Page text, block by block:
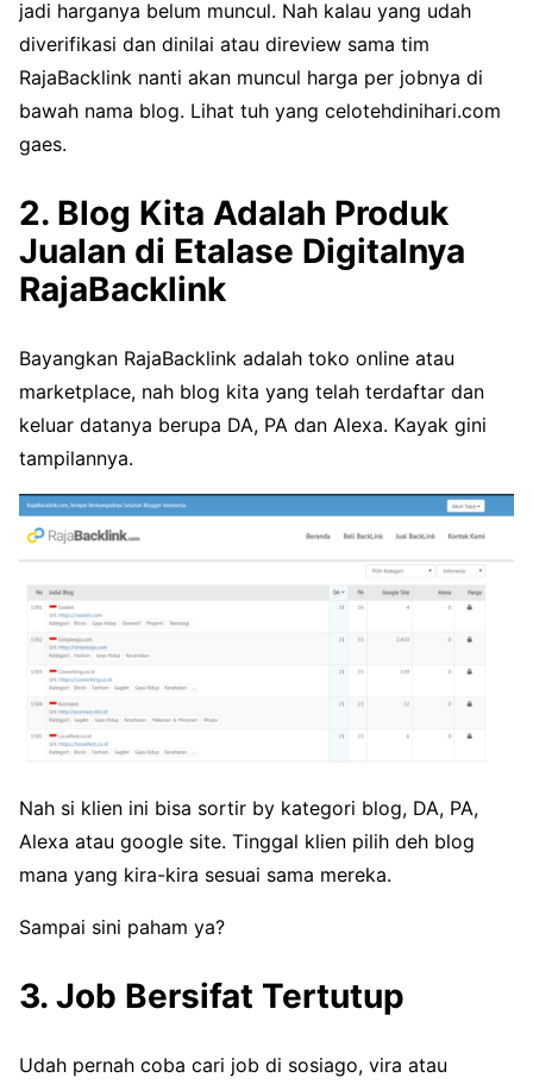
jadi harganya belum muncul. Nah kalau yang udah
diverifikasi dan dinilai atau direview sama tim
RajaBacklink nanti akan muncul harga per jobnya di
bawah nama blog. Lihat tuh yang celotehdinihari.com
gaes.
2. Blog Kita Adalah Produk
Jualan di Etalase Digitalnya
RajaBacklink
Bayangkan RajaBacklink adalah toko online atau
marketplace, nah blog kita yang telah terdaftar dan
keluar datanya berupa DA, PA dan Alexa. Kayak gini
tampilannya.
Nah si klien ini bisa sortir by kategori blog, DA, PA,
Alexa atau google site. Tinggal klien pilih deh blog
mana yang kira-kira sesuai sama mereka.
Sampai sini paham ya?
3. Job Bersifat Tertutup
Udah pernah coba cari job di sosiago, vira atau